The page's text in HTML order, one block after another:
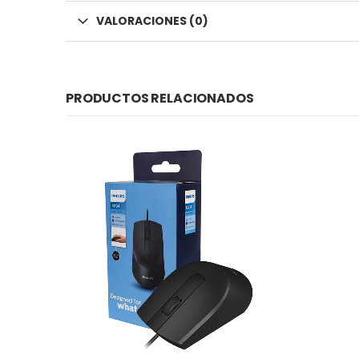
VALORACIONES (0)
PRODUCTOS RELACIONADOS